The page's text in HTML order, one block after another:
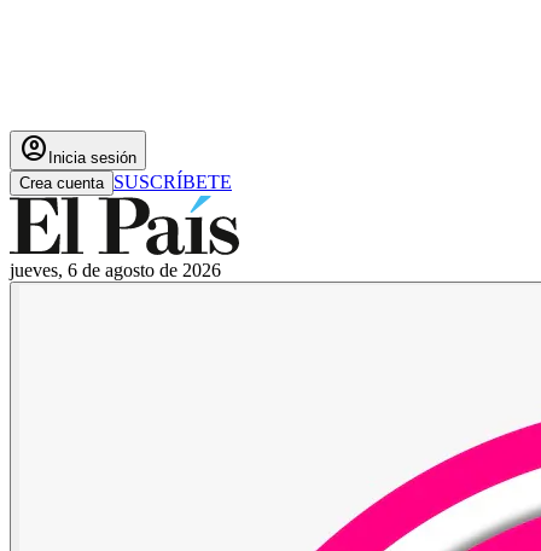
account_circle Inicia sesión
Crea cuenta SUSCRÍBETE
jueves, 6 de agosto de 2026